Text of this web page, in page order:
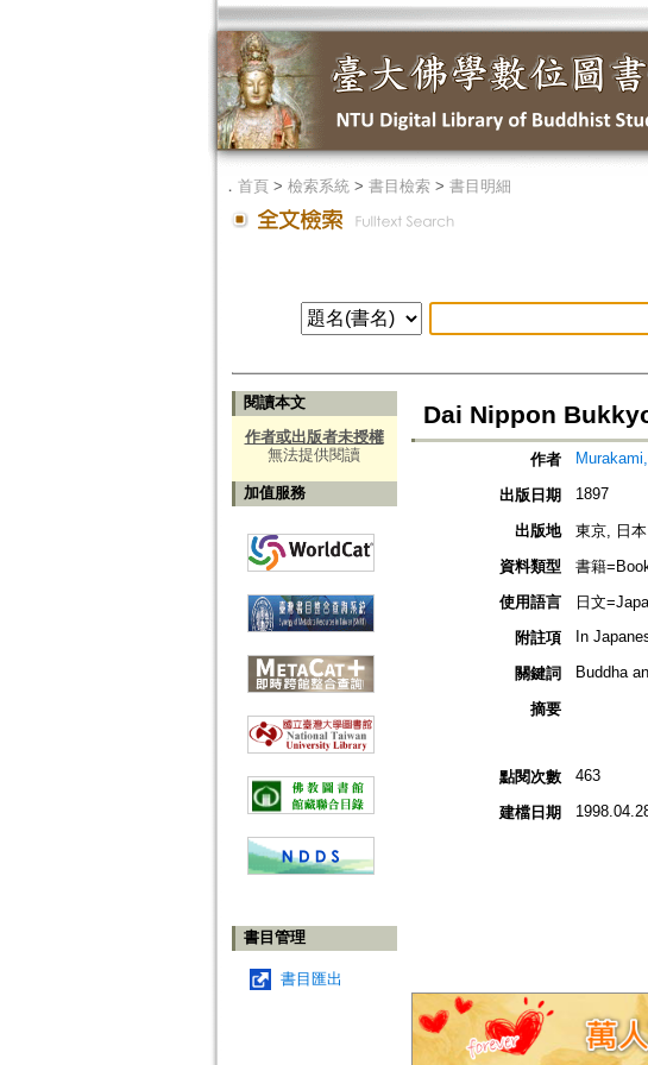
． 首頁> 檢索系統> 書目檢索> 書目明細
閱讀本文
作者或出版者未授權
無法提供閱讀
加值服務
書目管理
書目匯出
Dai Nippon
作者
出版日期 1897
出版地
東京, 日
資料類型
書籍
使用語言
日文
附註項
In
關鍵詞 Buddha
摘要
點閱次數 463
建檔日期